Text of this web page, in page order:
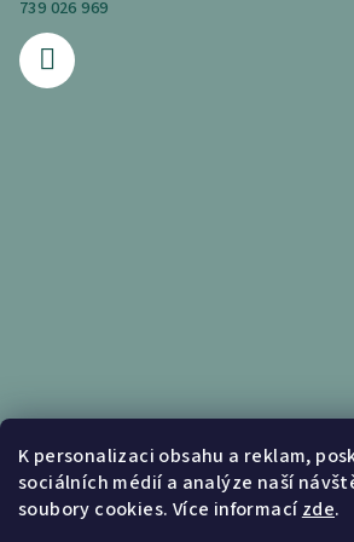
K personalizaci obsahu a reklam,
sociálních médií a analýze naší
soubory cookies. Více informacízde.
739 026 969
Informace pro vás
Obchodní podmínky